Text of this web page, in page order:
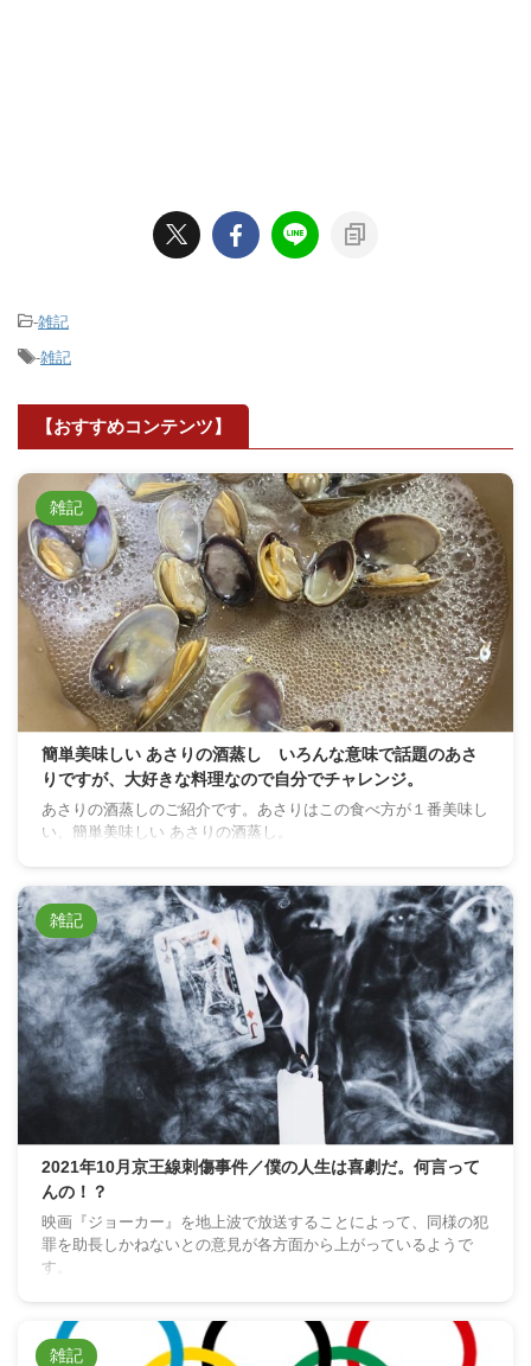
-雑記
-雑記
【おすすめコンテンツ】
雑記
簡単美味しい あさりの酒蒸し いろんな意味で話題のあさ
りですが、大好きな料理なので自分でチャレンジ。
あさりの酒蒸しのご紹介です。あさりはこの食べ方が１番美味し
い、簡単美味しい あさりの酒蒸し。
雑記
2021年10月京王線刺傷事件／僕の人生は喜劇だ。何言って
んの！？
映画『ジョーカー』を地上波で放送することによって、同様の犯
罪を助長しかねないとの意見が各方面から上がっているようで
す。
雑記